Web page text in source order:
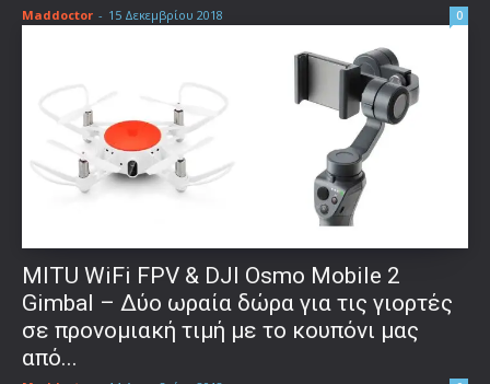
Maddoctor - 15 Δεκεμβρίου 2018 0
MITU WiFi FPV & DJI Osmo Mobile 2
Gimbal – Δύο ωραία δώρα για τις γιορτές
σε προνομιακή τιμή με το κουπόνι μας
από...